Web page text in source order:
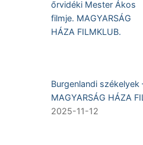
Burgenlandi
MAGYARSÁG HÁZA
2025-11-12